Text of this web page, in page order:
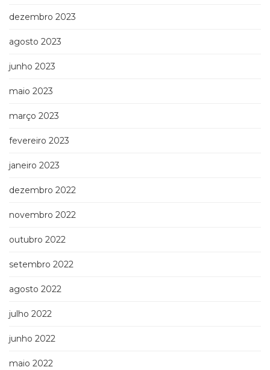
dezembro 2023
agosto 2023
junho 2023
maio 2023
março 2023
fevereiro 2023
janeiro 2023
dezembro 2022
novembro 2022
outubro 2022
setembro 2022
agosto 2022
julho 2022
junho 2022
maio 2022